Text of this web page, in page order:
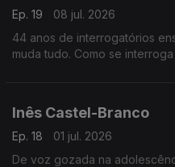
Ep. 19
08 jul. 2026
44 anos de interrogatórios
muda tudo. Como se
Inês Castel-Branco
Ep. 18
01 jul. 2026
De voz gozada na